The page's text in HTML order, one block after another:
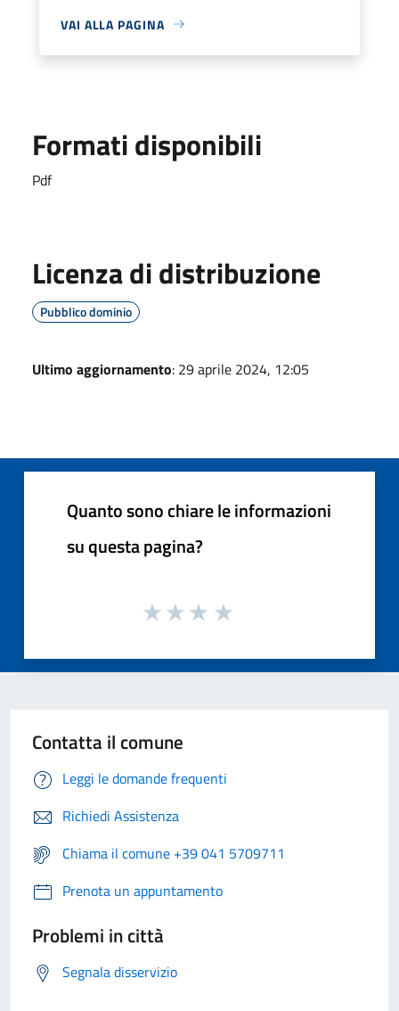
VAI ALLA PAGINA
Formati disponibili
Pdf
Licenza di distribuzione
Pubblico dominio
Ultimo aggiornamento: 29 aprile 2024, 12:05
Quanto sono chiare le informazioni
su questa pagina?
Contatta il comune
Leggi le domande frequenti
Richiedi Assistenza
Chiama il comune +39 041 5709711
Prenota un appuntamento
Problemi in città
Segnala disservizio